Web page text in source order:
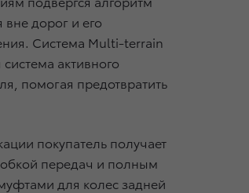
дорог и его
Система Multi-terrain
активного
помогая предотвратить
покупатель получает
передач и полным
для колес задней